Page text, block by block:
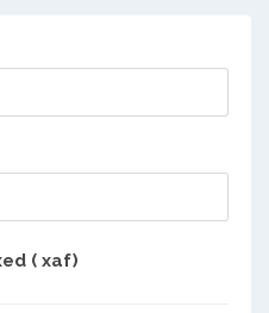
( xaf)